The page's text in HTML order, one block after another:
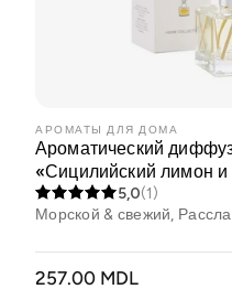
Рутины ухода
Situationship
Наборы
Предложения
АРОМАТЫ ДЛЯ ДОМА
Ароматический
«Сицилийский лимон и
5,0(1)
Морской & свежий,
ОБЫЧНАЯ
257.00 MDL